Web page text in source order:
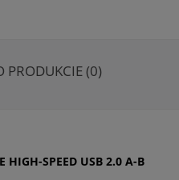
PRODUKCIE (0)
HIGH-SPEED USB 2.0 A-B